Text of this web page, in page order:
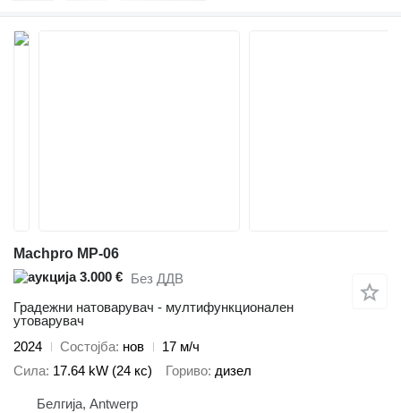
Machpro MP-06
3.000 € Без ДДВ
Градежни натоварувач - мултифункционален
утоварувач
2024
Состојба нов
17 м/ч
Сила 17.64 kW (24 кс) Гориво дизел
Белгија, Antwerp